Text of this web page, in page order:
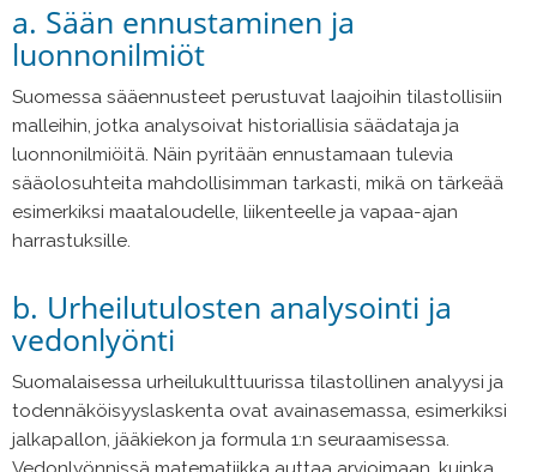
a. Sään ennustaminen ja
luonnonilmiöt
Suomessa sääennusteet perustuvat laajoihin tilastollisiin
malleihin, jotka analysoivat historiallisia säädataja ja
luonnonilmiöitä. Näin pyritään ennustamaan tulevia
sääolosuhteita mahdollisimman tarkasti, mikä on tärkeää
esimerkiksi maataloudelle, liikenteelle ja vapaa-ajan
harrastuksille.
b. Urheilutulosten analysointi ja
vedonlyönti
Suomalaisessa urheilukulttuurissa tilastollinen analyysi ja
todennäköisyyslaskenta ovat avainasemassa, esimerkiksi
jalkapallon, jääkiekon ja formula 1:n seuraamisessa.